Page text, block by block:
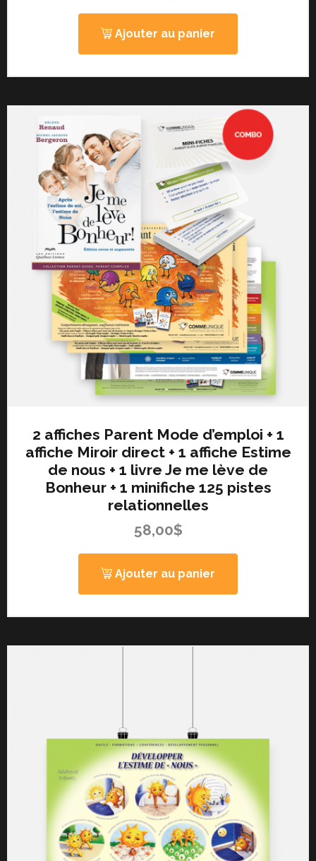
Ajouter au panier
2 affiches Parent Mode d’emploi + 1
affiche Miroir direct + 1 affiche Estime
de nous + 1 livre Je me lève de
Bonheur + 1 minifiche 125 pistes
relationnelles
58,00$
Ajouter au panier